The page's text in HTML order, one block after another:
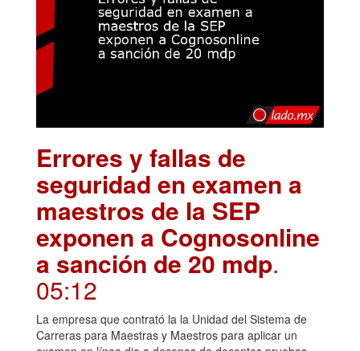
Errores y fallas de
seguridad en examen a
maestros de la SEP
exponen a Cognosonline
a sanción de 20 mdp.
05:12
La empresa que contrató la la Unidad del Sistema de
Carreras para Maestras y Maestros para aplicar un